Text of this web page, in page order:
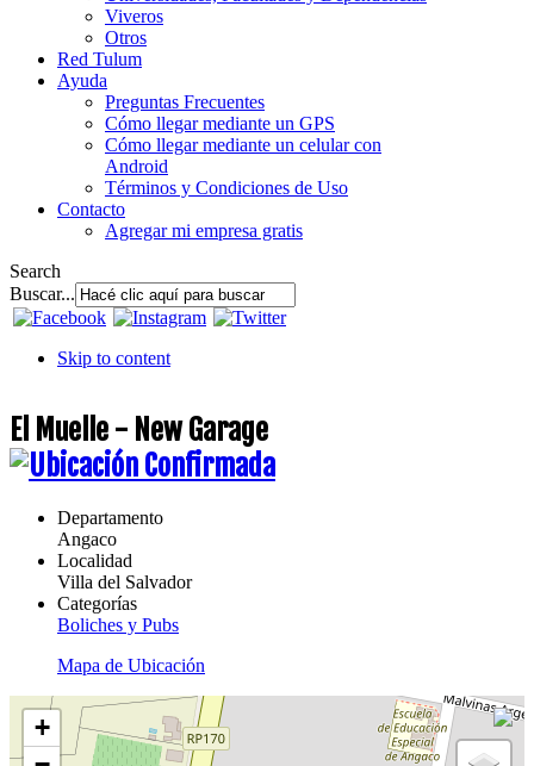
Viveros
Otros
Red Tulum
Ayuda
Preguntas Frecuentes
Cómo llegar mediante un GPS
Cómo llegar mediante un celular con
Android
Términos y Condiciones de Uso
Contacto
Agregar mi empresa gratis
Search
Buscar...
Skip to content
El Muelle - New Garage
Departamento
Angaco
Localidad
Villa del Salvador
Categorías
Boliches y Pubs
Mapa de Ubicación
+